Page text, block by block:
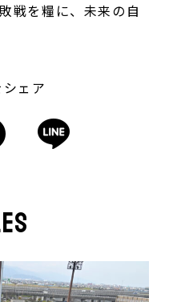
戦を糧に、未来の自
ェア